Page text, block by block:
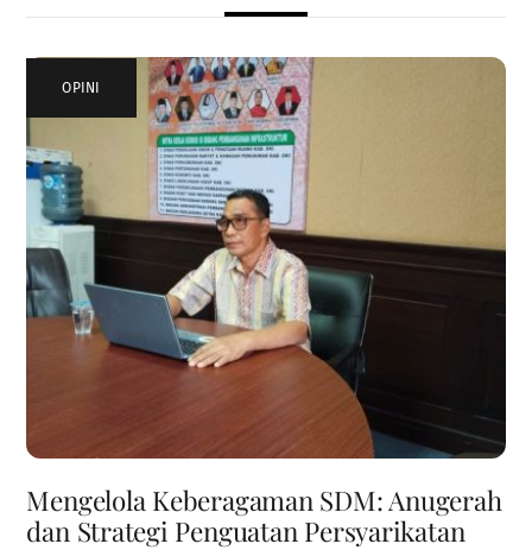
OPINI
Mengelola Keberagaman SDM: Anugerah
dan Strategi Penguatan Persyarikatan